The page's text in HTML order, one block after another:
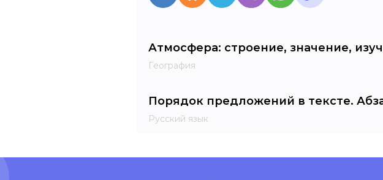
Атмосфера: строение, значение,
География
Порядок предложений в тексте.
Русский язык